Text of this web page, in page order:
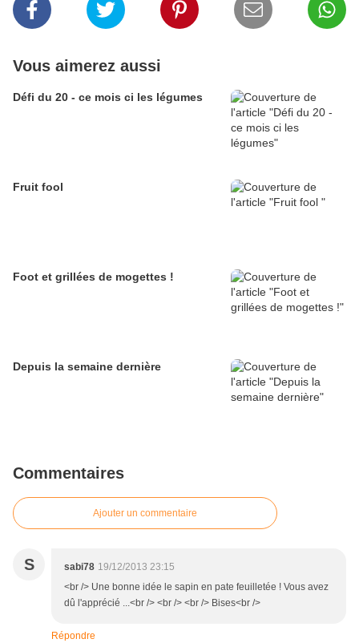
Vous aimerez aussi
Défi du 20 - ce mois ci les légumes
Fruit fool
Foot et grillées de mogettes !
Depuis la semaine dernière
Commentaires
Ajouter un commentaire
S sabi78 19/12/2013 23:15
<br /> Une bonne idée le sapin en pate feuilletée ! Vous avez
dû l'apprécié ...<br /> <br /> <br /> Bises<br />
Répondre